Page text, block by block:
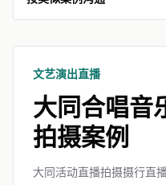
文艺演出直播
大同合唱音
拍摄案例
大同活动直播拍摄摄行直